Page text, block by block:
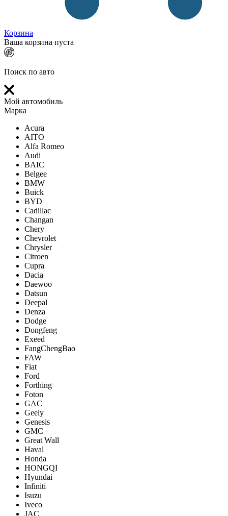
Корзина
Ваша корзина пуста
Поиск по авто
Мой автомобиль
Марка
Acura
AITO
Alfa Romeo
Audi
BAIC
Belgee
BMW
Buick
BYD
Cadillac
Changan
Chery
Chevrolet
Chrysler
Citroen
Cupra
Dacia
Daewoo
Datsun
Deepal
Denza
Dodge
Dongfeng
Exeed
FangChengBao
FAW
Fiat
Ford
Forthing
Foton
GAC
Geely
Genesis
GMC
Great Wall
Haval
Honda
HONGQI
Hyundai
Infiniti
Isuzu
Iveco
JAC